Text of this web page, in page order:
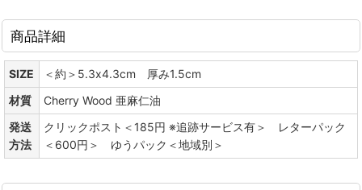
商品詳細
SIZE
＜約＞5.3x4.3cm 厚み1.5cm
材質
Cherry Wood 亜麻仁油
発送
方法
クリックポスト＜185円 ※追跡サービス有＞ レターパック
＜600円＞ ゆうパック＜地域別＞